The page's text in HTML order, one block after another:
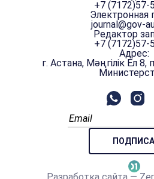
+7 (7172)57-
Электронная
journal@gov-
Редактор
+7 (7172)57-
Адрес:
г. Астана, Мәңгілік Ел